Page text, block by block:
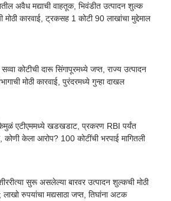
अवैध मद्याची वाहतूक, भिवंडीत उत्पादन शुल्क
मोठी कारवाई, ट्रकसह 1 कोटी 90 लाखांचा मुद्देमाल
सव्वा कोटीची दारू सिंगापूरमध्ये जप्त, राज्य उत्पादन
मोठी कारवाई, पुरंदरमध्ये गुन्हा दाखल
एटीएममध्ये खडखडाट, प्रकरण RBI पर्यंत
कोणी केला आरोप? 100 कोटींची भरपाई मागितली
सुरू असलेल्या बारवर उत्पादन शुल्कची मोठी
लाखो रुपयांचा मद्यसाठा जप्त, तिघांना अटक